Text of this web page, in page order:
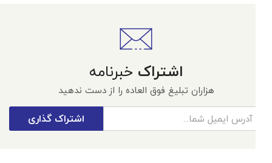
اشتراکخبرنامه
هزاران تبلیغ فوق العاده را از دست ندهید
اشتراک گذاری